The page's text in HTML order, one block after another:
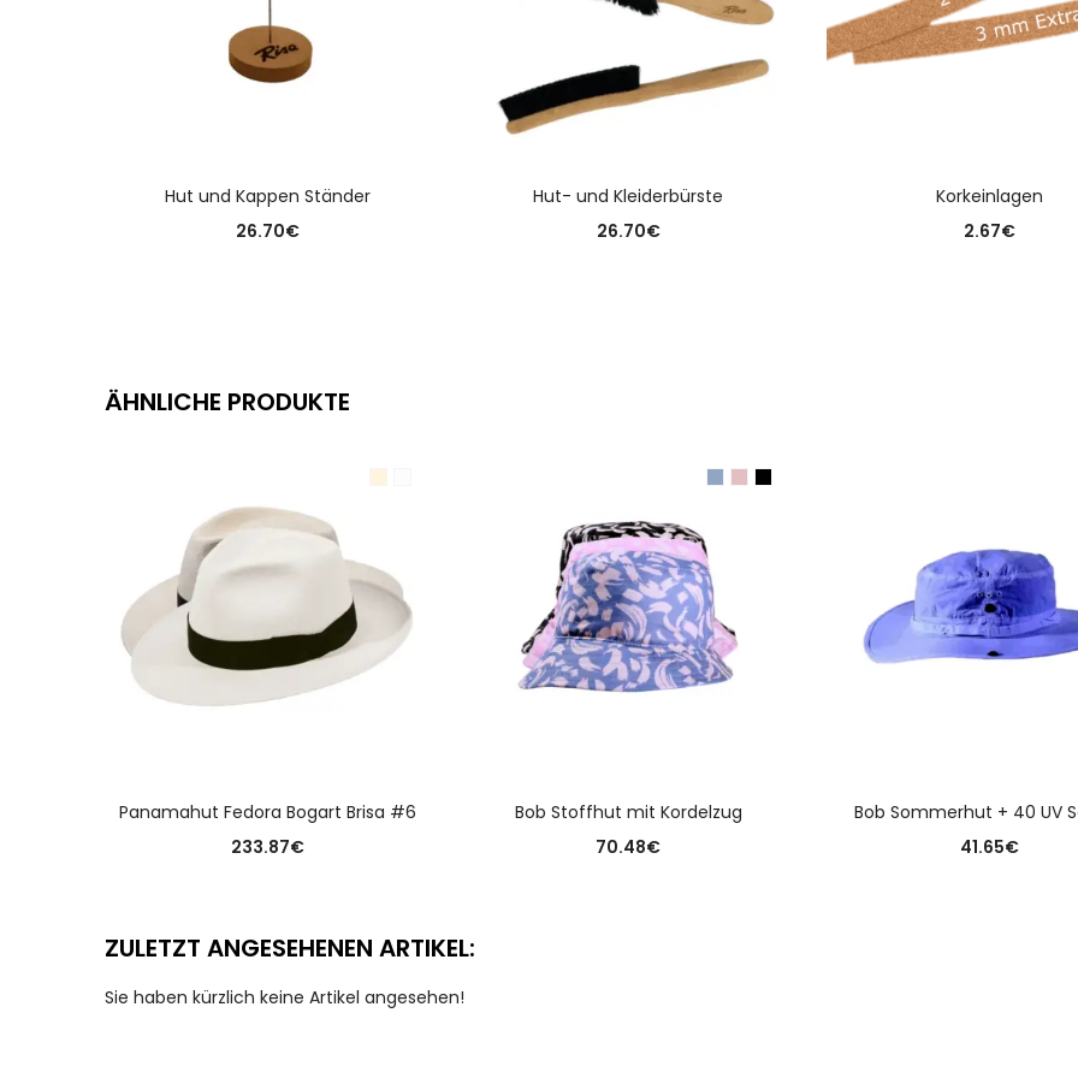
Hut und Kappen Ständer
26.70€
Hut- und Kleiderbürste
26.70€
Korkeinlagen
2.67€
ÄHNLICHE PRODUKTE
Panamahut Fedora Bogart Brisa #6
233.87€
Bob Stoffhut mit Kordelzug
70.48€
Bob Sommerhut + 40 UV
41.65€
ZULETZT ANGESEHENEN ARTIKEL:
Sie haben kürzlich keine Artikel angesehen!